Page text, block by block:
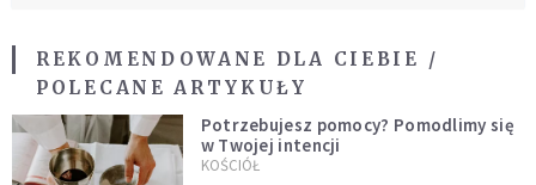
REKOMENDOWANE DLA CIEBIE /
POLECANE ARTYKUŁY
Potrzebujesz pomocy? Pomodlimy się
w Twojej intencji
KOŚCIÓŁ